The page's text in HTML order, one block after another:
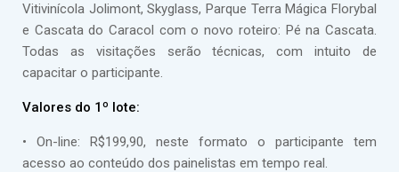
Vitivinícola Jolimont, Skyglass, Parque Terra Mágica Florybal
e Cascata do Caracol com o novo roteiro: Pé na Cascata.
Todas as visitações serão técnicas, com intuito de
capacitar o participante.
Valores do 1º lote:
• On-line: R$199,90, neste formato o participante tem
acesso ao conteúdo dos painelistas em tempo real.